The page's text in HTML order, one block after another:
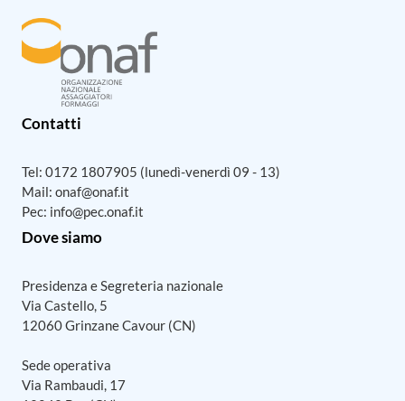
Contatti
Tel: 0172 1807905 (lunedì-venerdì 09 - 13)
Mail: onaf@onaf.it
Pec: info@pec.onaf.it
Dove siamo
Presidenza e Segreteria nazionale
Via Castello, 5
12060 Grinzane Cavour (CN)
Sede operativa
Via Rambaudi, 17